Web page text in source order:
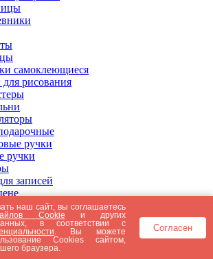
самоклеющиеся
рисования
ручки
ручки
записей
от 5000 рублей
до 5000 рублей
до 3000 рублей
до 2000 рублей
до 1000 рублей
наш сайт, вы соглашаетесь
Cookie и других
данных, в соответствии с
. Вы можете
Cookies сайтом,
браузера.
Согласен